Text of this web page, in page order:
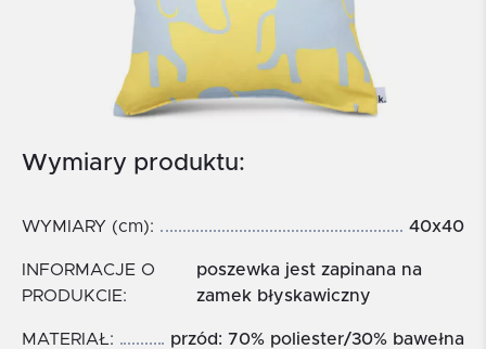
Wymiary produktu:
WYMIARY (cm): 40x40
INFORMACJE O
PRODUKCIE:
poszewka jest zapinana na
zamek błyskawiczny
MATERIAŁ: przód: 70% poliester/30% bawełna